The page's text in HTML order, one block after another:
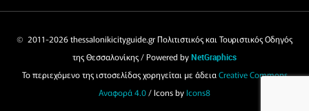
© 2011-2026 thessalonikicityguide.gr Πολιτιστικός και Τουριστικός Οδηγός
της Θεσσαλονίκης / Powered byNetGraphics
Το περιεχόμενο της ιστοσελίδας χορηγείται με άδεια Creative Commons
Αναφορά 4.0/ Icons byIcons8